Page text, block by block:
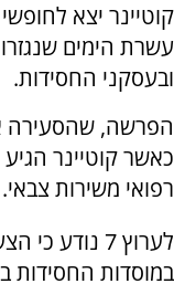
קוטיינר יצא
עשרת הימים
ובעסקני החסידות.
הפרשה, שהסעירה
כאשר קוטיינר
רפואי משירות צבאי.
לערוץ 7
במוסדות החסידות